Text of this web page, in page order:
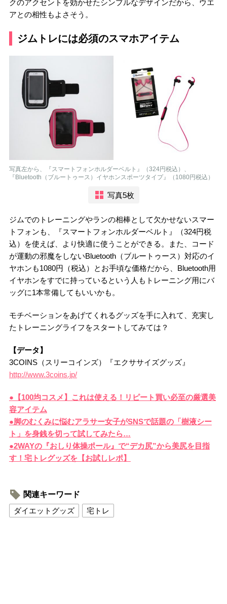
クのアクセントを効かせたシンプルなデザインだから、ウエ
アとの相性もよさそう。
ジムトレには必須のスマホアイテム
写真左から、『スマートフォンホルダーベルト』（324円税込）、
『Bluetooth（ブルートゥース）イヤホンスポーツタイプ』（1080円税込）
写真5枚
ジムでのトレーニングやランの相棒として欠かせないスマー
トフォンも、『スマートフォンホルダーベルト』（324円税
込）を使えば、より快適に使うことができる。また、コード
が運動の邪魔をしないBluetooth（ブルートゥース）対応のイ
ヤホンも1080円（税込）とお手頃な価格だから、Bluetooth用
イヤホンをすでに持っているという人もトレーニング用にバ
ッグに1本常備してもいいかも。
モチベーションをあげてくれるグッズを手に入れて、充実し
たトレーニングライフをスタートしてみては？
【データ】
3COINS（スリーコインズ）『エクササイズグッズ』
http://www.3coins.jp/
●【100均コスメ】これは使える！リピート買い必至の厳選美
容アイテム
●脚のむくみに悩むアラサー女子がSNSで話題の「樹液シー
ト」を身銭を切って試してみたら…
●2WAYの『おしり体操ポール』で“デカ尻”から美尻を目指
す！宅トレグッズを【お試しレポ】
関連キーワード
ダイエットグッズ
宅トレ